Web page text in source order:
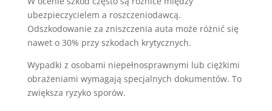
ubezpieczycielem a roszczeniodawcą.
Odszkodowanie za zniszczenia auta może różnić się
nawet o 30% przy szkodach krytycznych.
Wypadki z osobami niepełnosprawnymi lub ciężkimi
obrażeniami wymagają specjalnych dokumentów. To
zwiększa ryzyko sporów.